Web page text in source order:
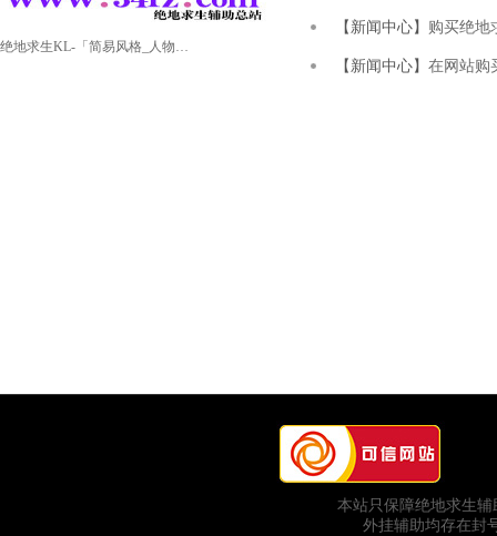
绝地求生KL-「简易风格_人物显示_稳定路线」
【新闻中心】 购买绝地
【新闻中心】 在网站购
本站只保障绝地求生
外挂辅助均存在封